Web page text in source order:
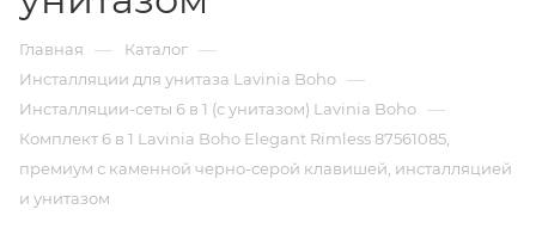
Главная — Каталог —
Инсталляции для унитаза Lavinia Boho —
Инсталляции-сеты 6 в 1 (с унитазом) Lavinia Boho —
Комплект 6 в 1 Lavinia Boho Elegant Rimless 87561085,
премиум с каменной черно-серой клавишей, инсталляцией
и унитазом